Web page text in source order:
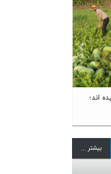
اند؛
Previous
بيشتر ...